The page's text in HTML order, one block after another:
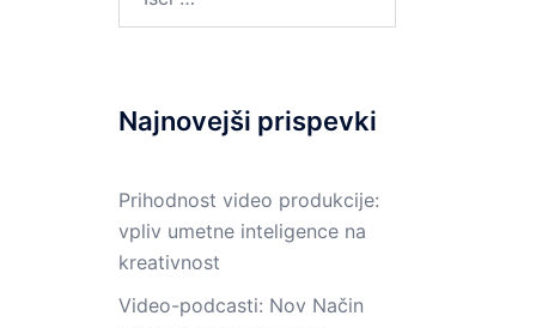
Najnovejši prispevki
Prihodnost video produkcije:
vpliv umetne inteligence na
kreativnost
Video-podcasti: Nov Način